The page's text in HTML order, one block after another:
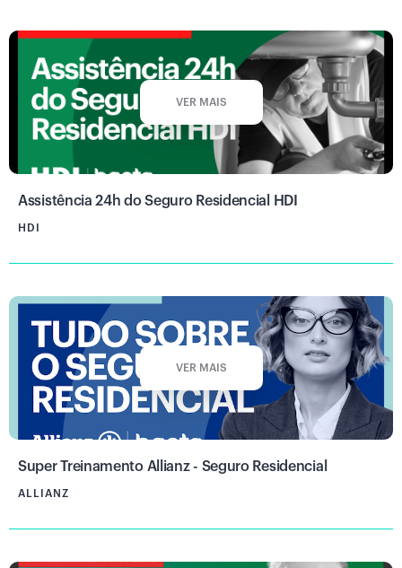
VER MAIS
Assistência 24h do Seguro Residencial HDI
HDI
VER MAIS
Super Treinamento Allianz - Seguro Residencial
ALLIANZ